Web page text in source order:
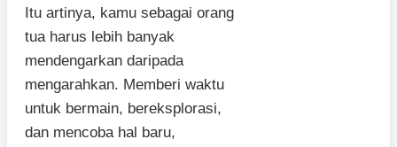
Itu artinya, kamu sebagai orang
tua harus lebih banyak
mendengarkan daripada
mengarahkan. Memberi waktu
untuk bermain, bereksplorasi,
dan mencoba hal baru,